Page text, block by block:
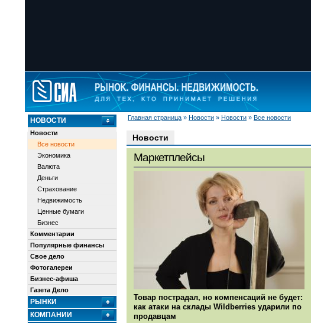
Главная страница » Новости » Новости » Все новости
НОВОСТИ
Новости
Все новости
Экономика
Валюта
Деньги
Страхование
Недвижимость
Ценные бумаги
Бизнес
Комментарии
Популярные финансы
Свое дело
Фотогалереи
Бизнес-афиша
Газета Дело
РЫНКИ
КОМПАНИИ
Новости
Маркетплейсы
Товар пострадал, но компенсаций не будет:
как атаки на склады Wildberries ударили по
продавцам